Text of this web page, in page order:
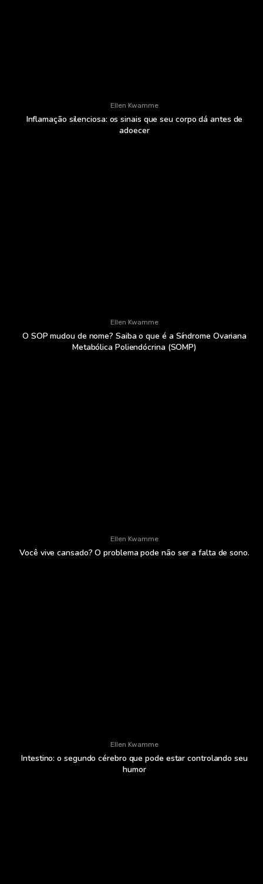
Ellen Kwamme
Inflamação silenciosa: os sinais que seu corpo dá antes de
adoecer
Ellen Kwamme
O SOP mudou de nome? Saiba o que é a Síndrome Ovariana
Metabólica Poliendócrina (SOMP)
Ellen Kwamme
Você vive cansado? O problema pode não ser a falta de sono.
Ellen Kwamme
Intestino: o segundo cérebro que pode estar controlando seu
humor